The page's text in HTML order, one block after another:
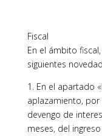
Fiscal
En el ámbito
siguientes
1. En el apartado
aplazamiento,
devengo de
meses, del